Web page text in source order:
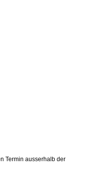
Termin ausserhalb der